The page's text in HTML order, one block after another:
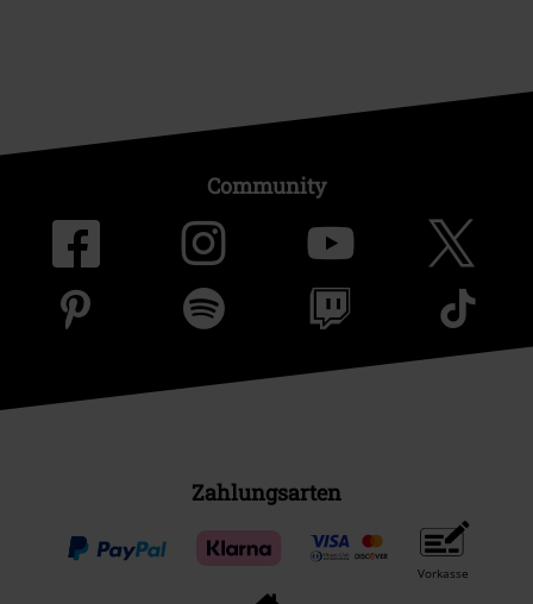
Community
Zahlungsarten
Vorkasse